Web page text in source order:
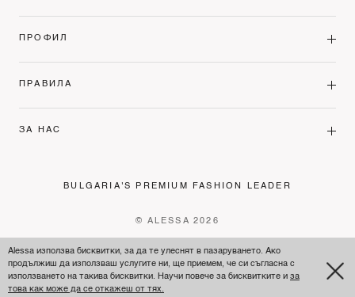
Alessa използва бисквитки, за да те улеснят в пазаруването. Ако
продължиш да използваш услугите ни, ще приемем, че си съгласна с
използването на такива бисквитки. Научи повече за бисквитките и за
това как може да се откажеш от тях.
ПРОФИЛ
ПРАВИЛА
ЗА НАС
BULGARIA'S PREMIUM FASHION LEADER
© ALESSA 2026